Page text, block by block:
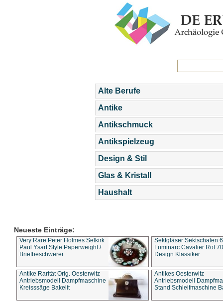
Alte Berufe
Antike
Antikschmuck
Antikspielzeug
Design & Stil
Glas & Kristall
Haushalt
Neueste Einträge:
Very Rare Peter Holmes Selkirk
Paul Ysart Style Paperweight /
Briefbeschwerer
Sektgläser Sektschalen
Luminarc Cavalier Rot
Design Klassiker
Antike Rarität Orig. Oesterwitz
Antriebsmodell Dampfmaschine
Kreisssäge Bakelit
Antikes Oesterwitz
Antriebsmodell
Stand Schleifmaschine